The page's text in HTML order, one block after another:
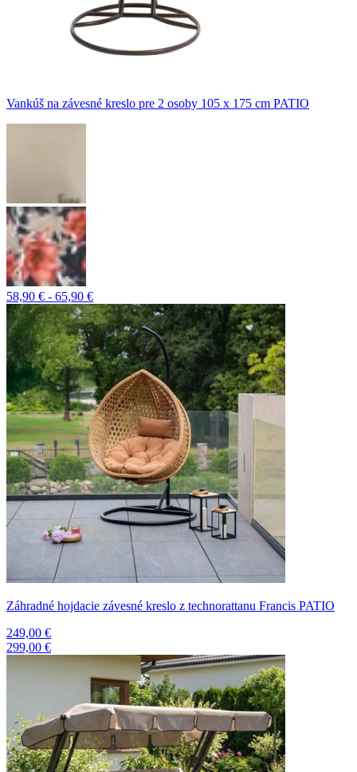
Vankúš na závesné kreslo pre 2 osoby 105 x 175 cm PATIO
58,90 € - 65,90 €
Záhradné hojdacie závesné kreslo z technorattanu Francis PATIO
249,00 €
299,00 €